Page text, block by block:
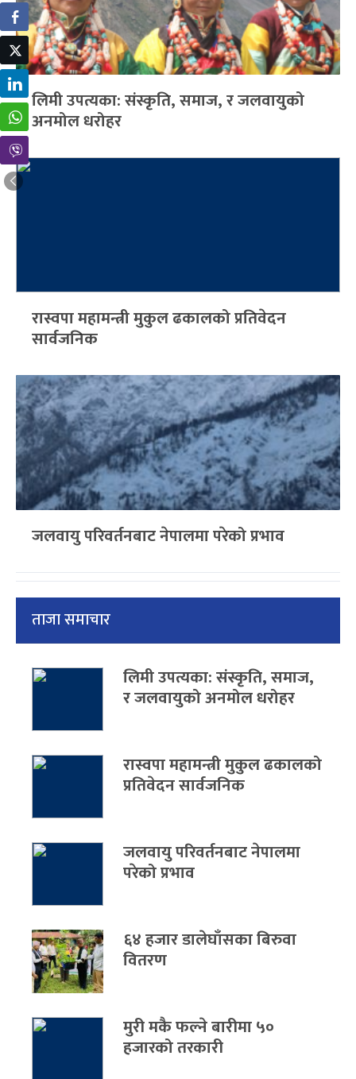
लिमी उपत्यका: संस्कृति, समाज, र जलवायुको
अनमोल धरोहर
रास्वपा महामन्त्री मुकुल ढकालको प्रतिवेदन
सार्वजनिक
जलवायु परिवर्तनबाट नेपालमा परेको प्रभाव
ताजा समाचार
लिमी उपत्यका: संस्कृति, समाज,
र जलवायुको अनमोल धरोहर
रास्वपा महामन्त्री मुकुल ढकालको
प्रतिवेदन सार्वजनिक
जलवायु परिवर्तनबाट नेपालमा
परेको प्रभाव
६४ हजार डालेघाँसका बिरुवा
वितरण
मुरी मकै फल्ने बारीमा ५०
हजारको तरकारी